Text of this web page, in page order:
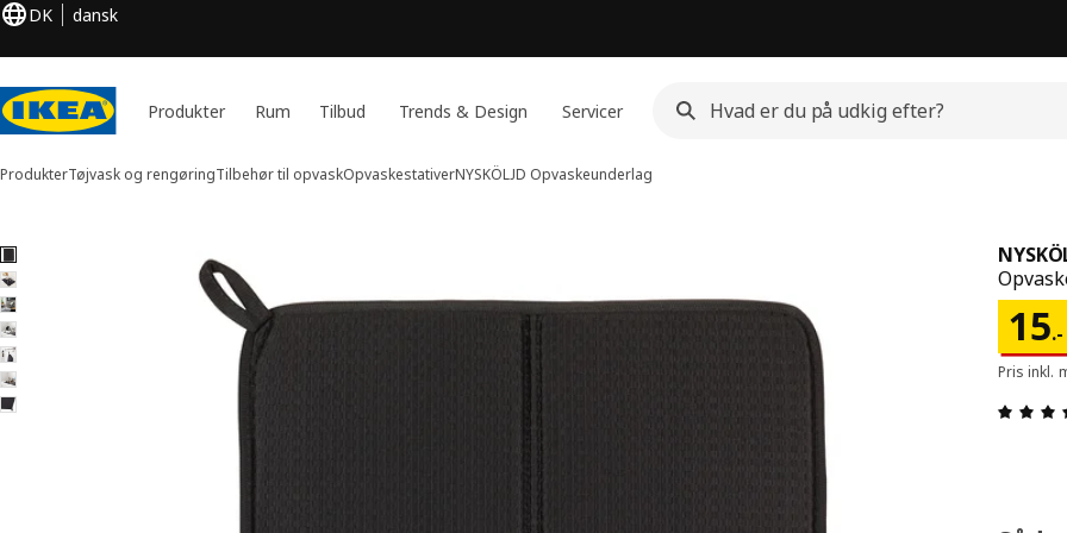
DK dansk
Produkter Rum Tilbud Trends & Design Servicer
ProdukterTøjvask og rengøringTilbehør til opvaskOpvaskestativerNYSKÖLJD Opvaskeunderlag
7 billeder af NYSKÖLJD
over
15.-
Pris inkl.